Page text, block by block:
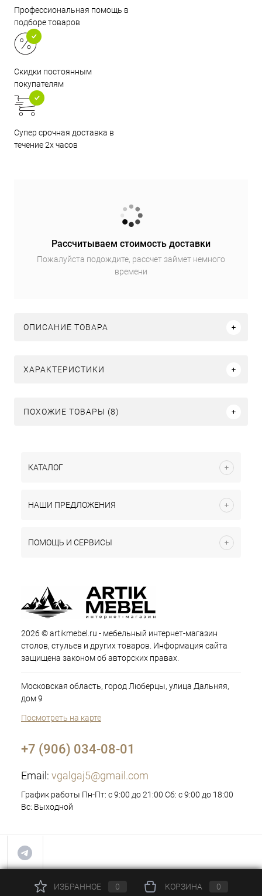
Профессиональная помощь в
подборе товаров
Скидки постоянным
покупателям
Супер срочная доставка в
течение 2х часов
Рассчитываем стоимость доставки
Пожалуйста подождите, рассчет займет немного
времени
ОПИСАНИЕ ТОВАРА
ХАРАКТЕРИСТИКИ
ПОХОЖИЕ ТОВАРЫ (8)
КАТАЛОГ
НАШИ ПРЕДЛОЖЕНИЯ
ПОМОЩЬ И СЕРВИСЫ
2026 © artikmebel.ru - мебельный интернет-магазин
столов, стульев и других товаров. Информация сайта
защищена законом об авторских правах.
Московская область, город Люберцы, улица Дальняя,
дом 9
Посмотреть на карте
+7 (906) 034-08-01
Email: vgalgaj5@gmail.com
График работы Пн-Пт: с 9:00 до 21:00 Сб: с 9:00 до 18:00
Вс: Выходной
ИЗБРАННОЕ 0 КОРЗИНА 0